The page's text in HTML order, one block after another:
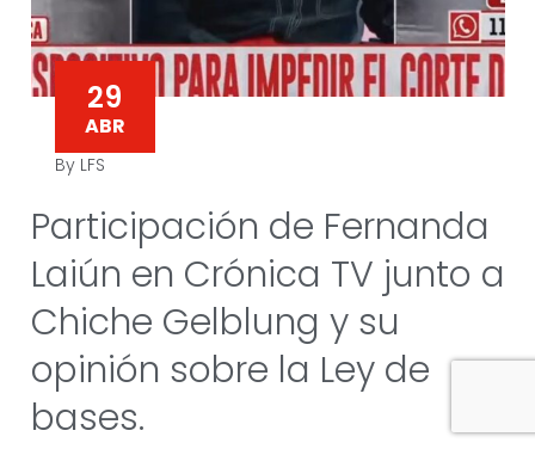
29
ABR
By LFS
Participación de Fernanda
Laiún en Crónica TV junto a
Chiche Gelblung y su
opinión sobre la Ley de
bases.